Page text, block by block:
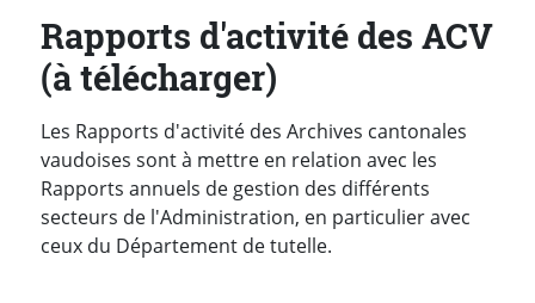
Rapports d'activité des ACV
(à télécharger)
Les Rapports d'activité des Archives cantonales
vaudoises sont à mettre en relation avec les
Rapports annuels de gestion des différents
secteurs de l'Administration, en particulier avec
ceux du Département de tutelle.